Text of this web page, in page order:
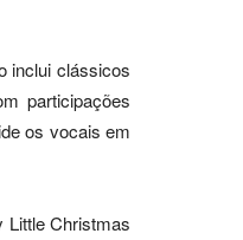
inclui clássicos
participações
os vocais em
Little Christmas